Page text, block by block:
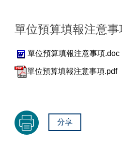
單位預算填報注意事
單位預算填報注意事項.doc
單位預算填報注意事項.pdf
分享